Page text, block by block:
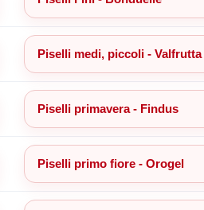
Piselli medi, piccoli - Valfrutta
Piselli primavera - Findus
Piselli primo fiore - Orogel